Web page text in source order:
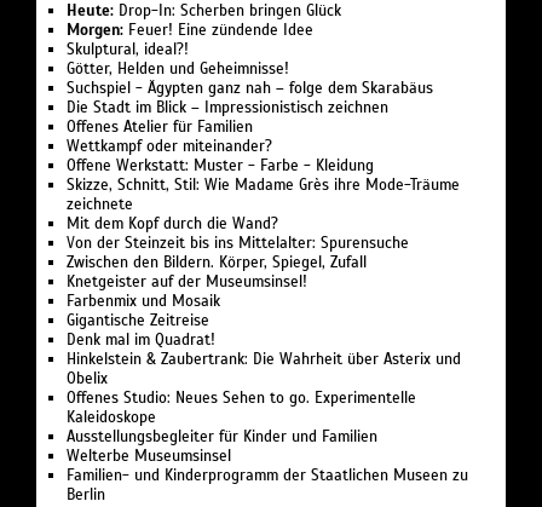
Heute: Drop-In: Scherben bringen Glück
Morgen: Feuer! Eine zündende Idee
Skulptural, ideal?!
Götter, Helden und Geheimnisse!
Suchspiel - Ägypten ganz nah – folge dem Skarabäus
Die Stadt im Blick – Impressionistisch zeichnen
Offenes Atelier für Familien
Wettkampf oder miteinander?
Offene Werkstatt: Muster - Farbe - Kleidung
Skizze, Schnitt, Stil: Wie Madame Grès ihre Mode-Träume
zeichnete
Mit dem Kopf durch die Wand?
Von der Steinzeit bis ins Mittelalter: Spurensuche
Zwischen den Bildern. Körper, Spiegel, Zufall
Knetgeister auf der Museumsinsel!
Farbenmix und Mosaik
Gigantische Zeitreise
Denk mal im Quadrat!
Hinkelstein & Zaubertrank: Die Wahrheit über Asterix und
Obelix
Offenes Studio: Neues Sehen to go. Experimentelle
Kaleidoskope
Ausstellungsbegleiter für Kinder und Familien
Welterbe Museumsinsel
Familien- und Kinderprogramm der Staatlichen Museen zu
Berlin